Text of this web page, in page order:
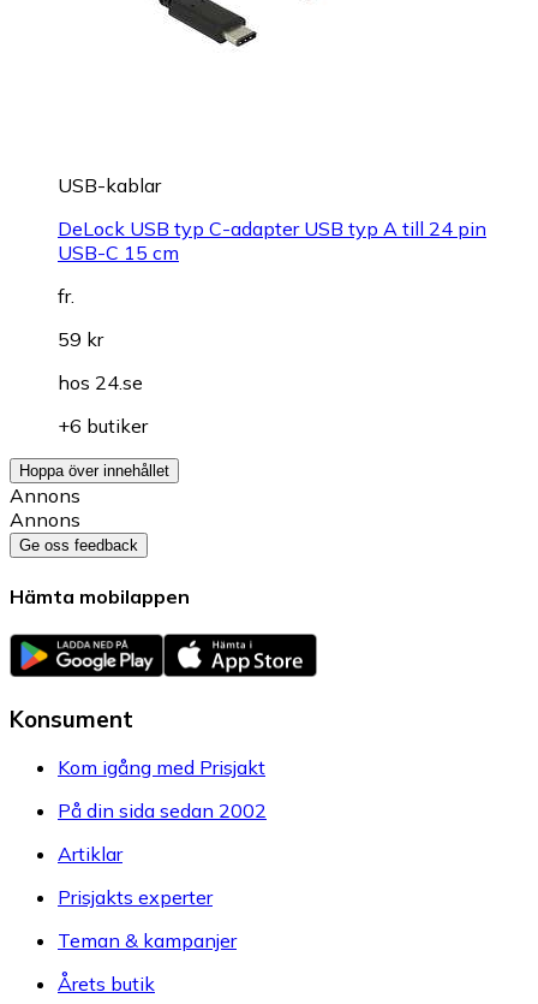
USB-kablar
DeLock USB typ C-adapter USB typ A till 24 pin
USB-C 15 cm
fr.
59 kr
hos 24.se
+6 butiker
Hoppa över innehållet
Annons
Annons
Ge oss feedback
Hämta mobilappen
Konsument
Kom igång med Prisjakt
På din sida sedan 2002
Artiklar
Prisjakts experter
Teman & kampanjer
Årets butik